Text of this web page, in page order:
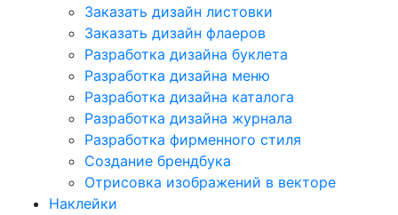
Заказать дизайн листовки
Заказать дизайн флаеров
Разработка дизайна буклета
Разработка дизайна меню
Разработка дизайна каталога
Разработка дизайна журнала
Разработка фирменного стиля
Создание брендбука
Отрисовка изображений в векторе
Наклейки